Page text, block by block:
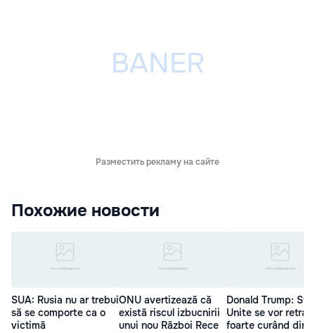
Разместить рекламу на сайте
Похожие новости
SUA: Rusia nu ar trebui
să se comporte ca o
victimă
ONU avertizează că
există riscul izbucnirii
unui nou Război Rece
Donald Trump:
Unite se vor
foarte curând din